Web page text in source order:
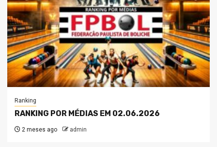
Ranking
RANKING POR MÉDIAS EM 02.06.2026
2 meses ago admin